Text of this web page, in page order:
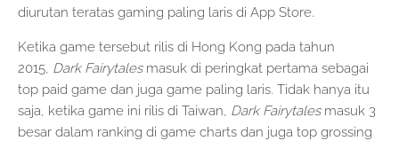
diurutan teratas gaming paling laris di App Store.
Ketika game tersebut rilis di Hong Kong pada tahun
2015, Dark Fairytalesmasuk di peringkat pertama sebagai
top paid game dan juga game paling laris. Tidak hanya itu
saja, ketika game ini rilis di Taiwan, Dark Fairytalesmasuk 3
besar dalam ranking di game charts dan juga top grossing